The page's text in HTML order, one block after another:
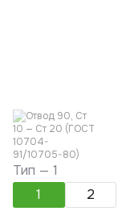
Тип —1
1
2